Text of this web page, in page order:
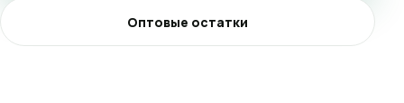
Оптовые остатки